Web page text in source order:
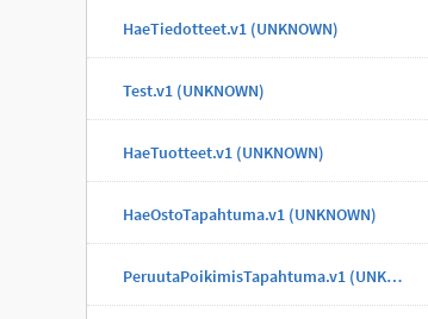
HaeTiedotteet.v1 (UNKNOWN)
Test.v1 (UNKNOWN)
HaeTuotteet.v1 (UNKNOWN)
HaeOstoTapahtuma.v1 (UNKNOWN)
PeruutaPoikimisTapahtuma.v1 (UNKNOWN)